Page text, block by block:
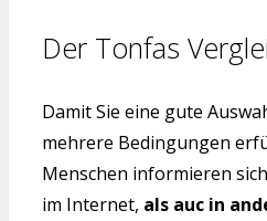
Der Tonfas
Damit Sie eine gute
mehrere Bedingungen
Menschen informieren
im Internet, als auc in